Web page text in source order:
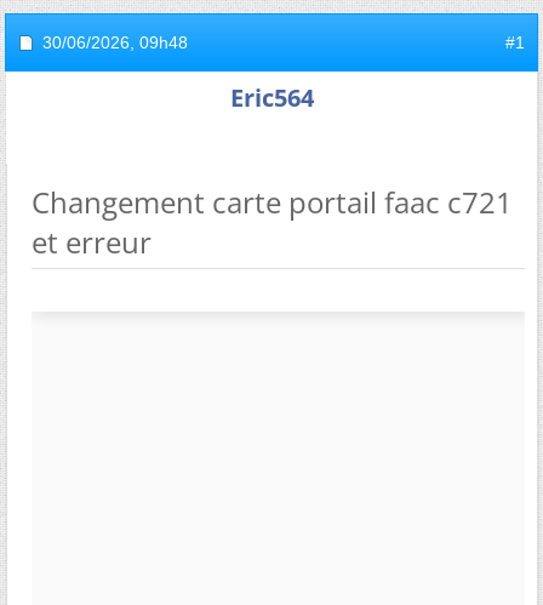
30/06/2026, 09h48 #1
Eric564
Changement carte portail faac c721
et erreur